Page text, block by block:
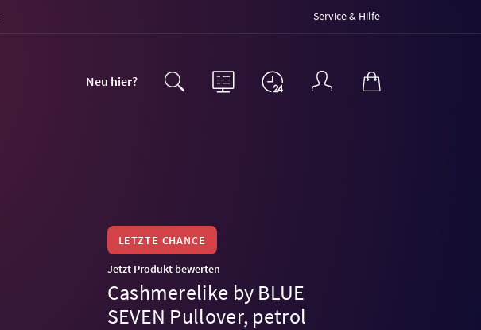
Service & Hilfe
Neu hier?
LETZTE CHANCE
Jetzt Produkt bewerten
Cashmerelike by BLUE
SEVEN Pullover, petrol